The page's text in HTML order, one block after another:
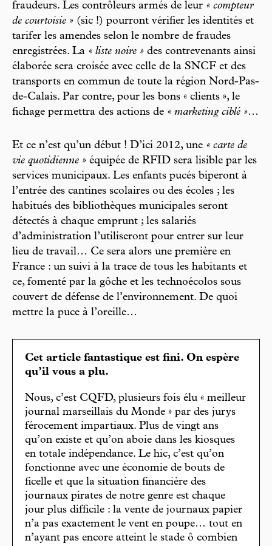
fraudeurs. Les contrôleurs armés de leur « compteur
de courtoisie » (sic !) pourront vérifier les identités et
tarifer les amendes selon le nombre de fraudes
enregistrées. La « liste noire » des contrevenants ainsi
élaborée sera croisée avec celle de la SNCF et des
transports en commun de toute la région Nord-Pas-
de-Calais. Par contre, pour les bons « clients », le
fichage permettra des actions de « marketing ciblé »…
Et ce n’est qu’un début ! D’ici 2012, une « carte de
vie quotidienne » équipée de RFID sera lisible par les
services municipaux. Les enfants pucés biperont à
l’entrée des cantines scolaires ou des écoles ; les
habitués des bibliothèques municipales seront
détectés à chaque emprunt ; les salariés
d’administration l’utiliseront pour entrer sur leur
lieu de travail… Ce sera alors une première en
France : un suivi à la trace de tous les habitants et
ce, fomenté par la gôche et les technoécolos sous
couvert de défense de l’environnement. De quoi
mettre la puce à l’oreille…
Cet article fantastique est fini. On espère
qu’il vous a plu.
Nous, c’est CQFD, plusieurs fois élu « meilleur
journal marseillais du Monde » par des jurys
férocement impartiaux. Plus de vingt ans
qu’on existe et qu’on aboie dans les kiosques
en totale indépendance. Le hic, c’est qu’on
fonctionne avec une économie de bouts de
ficelle et que la situation financière des
journaux pirates de notre genre est chaque
jour plus difficile : la vente de journaux papier
n’a pas exactement le vent en poupe… tout en
n’ayant pas encore atteint le stade ô combien